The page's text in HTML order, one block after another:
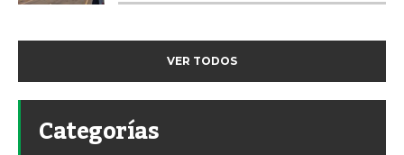
VER TODOS
Categorías